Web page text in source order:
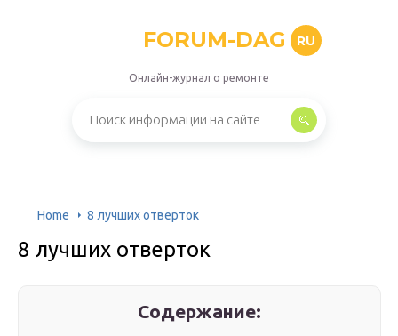
FORUM-DAG RU
Онлайн-журнал о ремонте
Home 8 лучших отверток
8 лучших отверток
Содержание: